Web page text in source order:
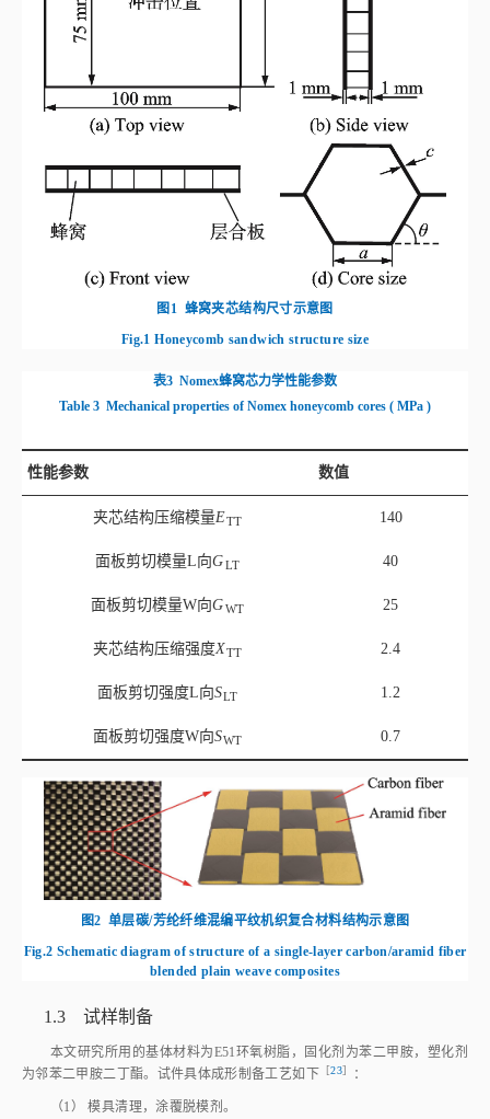
图1 蜂窝夹芯结构尺寸示意图
Fig.1 Honeycomb sandwich structure size
表3 Nomex蜂窝芯力学性能参数
Table 3 Mechanical properties of Nomex honeycomb cores ( MPa )
性能参数 数值
夹芯结构压缩模量ETT 140
面板剪切模量L向GLT 40
面板剪切模量W向GWT 25
夹芯结构压缩强度XTT 2.4
面板剪切强度L向SLT 1.2
面板剪切强度W向SWT 0.7
图2 单层碳/芳纶纤维混编平纹机织复合材料结构示意图
Fig.2 Schematic diagram of structure of a single-layer carbon/aramid fiber
blended plain weave composites
1.3 试样制备
本文研究所用的基体材料为E51环氧树脂，固化剂为苯二甲胺，塑化剂
为邻苯二甲胺二丁酯。试件具体成形制备工艺如
下［23］ ：
（1） 模具清理，涂覆脱模剂。